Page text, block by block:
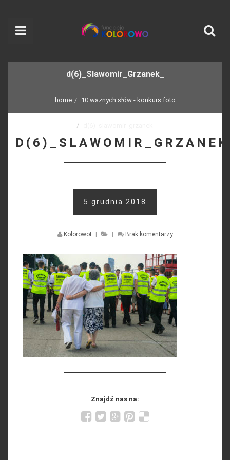
d(6)_Slawomir_Grzanek_
home 10 ważnych słów - konkurs foto
5 grudnia 2018
KolorowoF Brak komentarzy
Znajdź nas na: